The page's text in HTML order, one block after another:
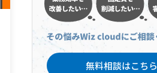
無料相談はこちら